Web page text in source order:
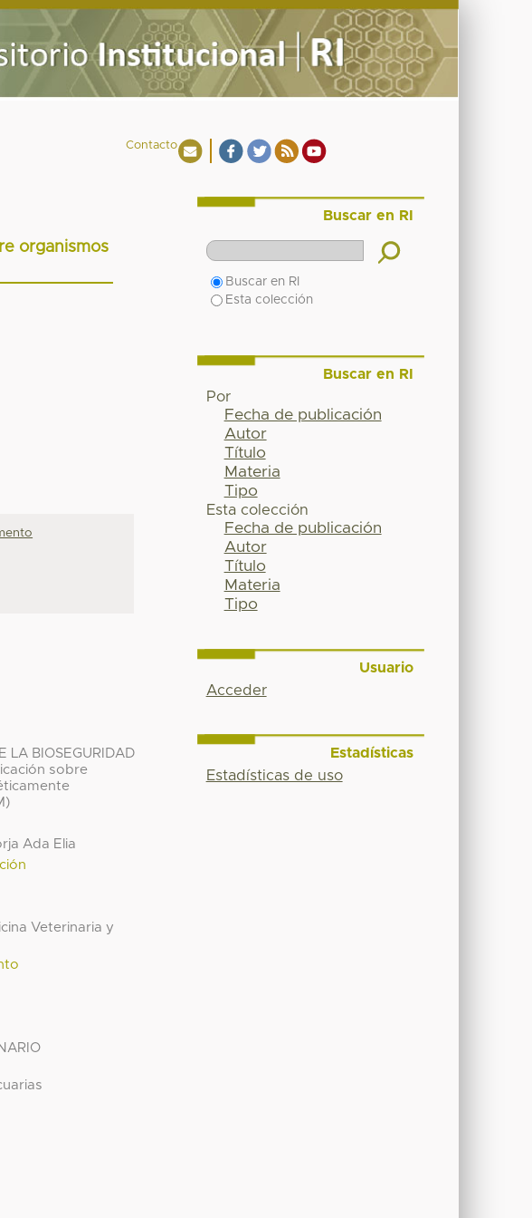
Contacto
organismos
LA BIOSEGURIDAD
sobre
Ada Elia
Veterinaria y
Buscar en RI
Buscar en RI
Esta colección
Buscar en RI
Por
Fecha de publicación
Autor
Título
Materia
Tipo
Esta colección
Fecha de publicación
Autor
Título
Materia
Tipo
Usuario
Acceder
Estadísticas
Estadísticas de uso